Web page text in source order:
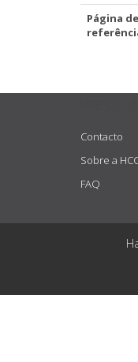
Página de
Contacto
Sobre a
FAQ